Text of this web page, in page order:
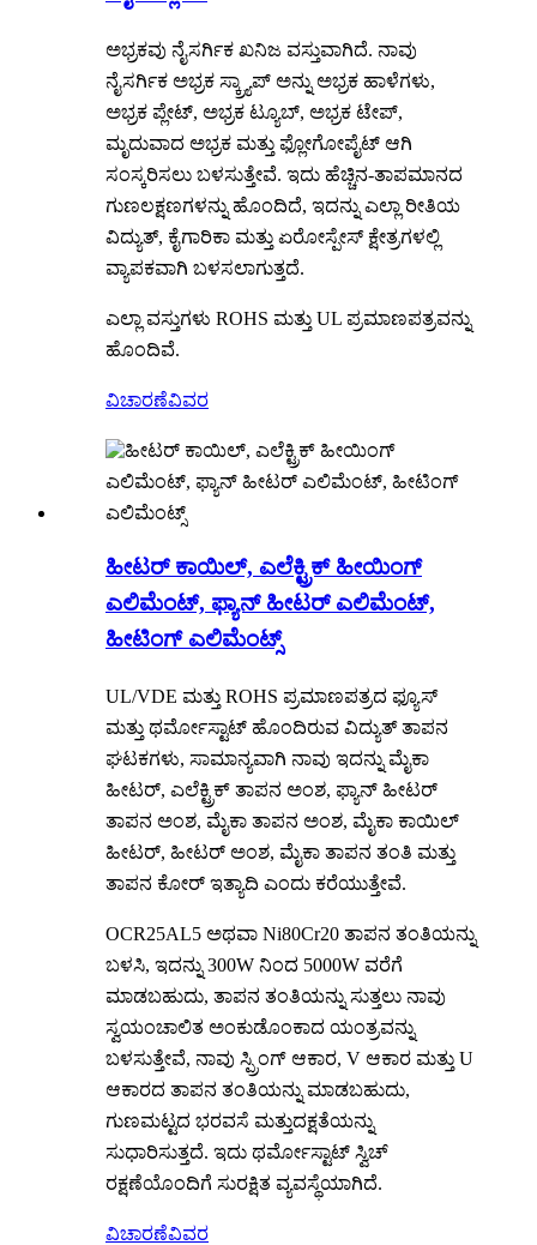
ಅಭ್ರಕವು ನೈಸರ್ಗಿಕ ಖನಿಜ ವಸ್ತುವಾಗಿದೆ. ನಾವು
ನೈಸರ್ಗಿಕ ಅಭ್ರಕ ಸ್ಕ್ರ್ಯಾಪ್ ಅನ್ನು ಅಭ್ರಕ ಹಾಳೆಗಳು,
ಅಭ್ರಕ ಪ್ಲೇಟ್, ಅಭ್ರಕ ಟ್ಯೂಬ್, ಅಭ್ರಕ ಟೇಪ್,
ಮೃದುವಾದ ಅಭ್ರಕ ಮತ್ತು ಫ್ಲೋಗೋಪೈಟ್ ಆಗಿ
ಸಂಸ್ಕರಿಸಲು ಬಳಸುತ್ತೇವೆ. ಇದು ಹೆಚ್ಚಿನ-ತಾಪಮಾನದ
ಗುಣಲಕ್ಷಣಗಳನ್ನು ಹೊಂದಿದೆ, ಇದನ್ನು ಎಲ್ಲಾ ರೀತಿಯ
ವಿದ್ಯುತ್, ಕೈಗಾರಿಕಾ ಮತ್ತು ಏರೋಸ್ಪೇಸ್ ಕ್ಷೇತ್ರಗಳಲ್ಲಿ
ವ್ಯಾಪಕವಾಗಿ ಬಳಸಲಾಗುತ್ತದೆ.
ಎಲ್ಲಾ ವಸ್ತುಗಳು ROHS ಮತ್ತು UL ಪ್ರಮಾಣಪತ್ರವನ್ನು
ಹೊಂದಿವೆ.
ವಿಚಾರಣೆವಿವರ
ಹೀಟರ್ ಕಾಯಿಲ್, ಎಲೆಕ್ಟ್ರಿಕ್ ಹೀಯಿಂಗ್
ಎಲಿಮೆಂಟ್, ಫ್ಯಾನ್ ಹೀಟರ್ ಎಲಿಮೆಂಟ್,
ಹೀಟಿಂಗ್ ಎಲಿಮೆಂಟ್ಸ್
UL/VDE ಮತ್ತು ROHS ಪ್ರಮಾಣಪತ್ರದ ಫ್ಯೂಸ್
ಮತ್ತು ಥರ್ಮೋಸ್ಟಾಟ್ ಹೊಂದಿರುವ ವಿದ್ಯುತ್ ತಾಪನ
ಘಟಕಗಳು, ಸಾಮಾನ್ಯವಾಗಿ ನಾವು ಇದನ್ನು ಮೈಕಾ
ಹೀಟರ್, ಎಲೆಕ್ಟ್ರಿಕ್ ತಾಪನ ಅಂಶ, ಫ್ಯಾನ್ ಹೀಟರ್
ತಾಪನ ಅಂಶ, ಮೈಕಾ ತಾಪನ ಅಂಶ, ಮೈಕಾ ಕಾಯಿಲ್
ಹೀಟರ್, ಹೀಟರ್ ಅಂಶ, ಮೈಕಾ ತಾಪನ ತಂತಿ ಮತ್ತು
ತಾಪನ ಕೋರ್ ಇತ್ಯಾದಿ ಎಂದು ಕರೆಯುತ್ತೇವೆ.
OCR25AL5 ಅಥವಾ Ni80Cr20 ತಾಪನ ತಂತಿಯನ್ನು
ಬಳಸಿ, ಇದನ್ನು 300W ನಿಂದ 5000W ವರೆಗೆ
ಮಾಡಬಹುದು, ತಾಪನ ತಂತಿಯನ್ನು ಸುತ್ತಲು ನಾವು
ಸ್ವಯಂಚಾಲಿತ ಅಂಕುಡೊಂಕಾದ ಯಂತ್ರವನ್ನು
ಬಳಸುತ್ತೇವೆ, ನಾವು ಸ್ಪ್ರಿಂಗ್ ಆಕಾರ, V ಆಕಾರ ಮತ್ತು U
ಆಕಾರದ ತಾಪನ ತಂತಿಯನ್ನು ಮಾಡಬಹುದು,
ಗುಣಮಟ್ಟದ ಭರವಸೆ ಮತ್ತುದಕ್ಷತೆಯನ್ನು
ಸುಧಾರಿಸುತ್ತದೆ. ಇದು ಥರ್ಮೋಸ್ಟಾಟ್ ಸ್ವಿಚ್
ರಕ್ಷಣೆಯೊಂದಿಗೆ ಸುರಕ್ಷಿತ ವ್ಯವಸ್ಥೆಯಾಗಿದೆ.
ವಿಚಾರಣೆವಿವರ